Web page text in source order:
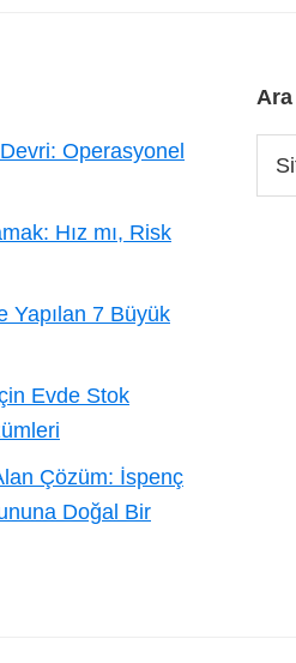
Operasyonel
Hız mı, Risk
Yapılan 7 Büyük
Evde Stok
Çözüm: İspenç
Doğal Bir
Ara